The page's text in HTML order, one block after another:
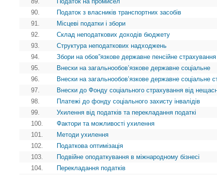
90.
Податок з власників транспортних засобів
91.
Місцеві податки і збори
92.
Склад неподаткових доходів бюджету
93.
Структура неподаткових надходжень
94.
Збори на обов”язкове державне пенсійне страхування
95.
Внески на загальнообов’язкове державне соціальне
96.
Внески на загальнообов’язкове державне соціальне
97.
Внески до Фонду соціального страхування від
98.
Платежі до фонду соціального захисту інвалідів
99.
Ухилення від податків та перекладання податкі
100.
Фактори та можливості ухилення
101.
Методи ухилення
102.
Податкова оптимізація
103.
Подвійне оподаткування в міжнародному бізнесі
104.
Перекладання податків